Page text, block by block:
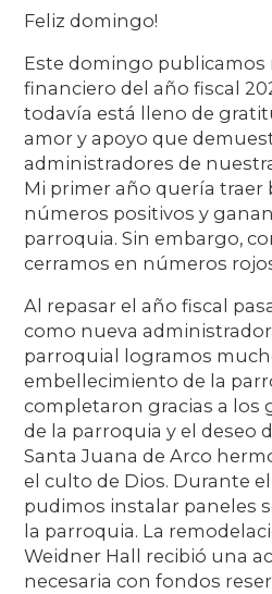
Feliz domingo!
Este domingo
financiero del año fiscal
todavía está lleno de
amor y apoyo que
administradores de
Mi primer año quería traer
números positivos y
parroquia. Sin embargo,
cerramos en números
Al repasar el año fiscal
como nueva
parroquial logramos
embellecimiento de la
completaron gracias a los
de la parroquia y el deseo
Santa Juana de Arco
el culto de Dios. Durante
pudimos instalar paneles
la parroquia. La
Weidner Hall recibió una
necesaria con fondos